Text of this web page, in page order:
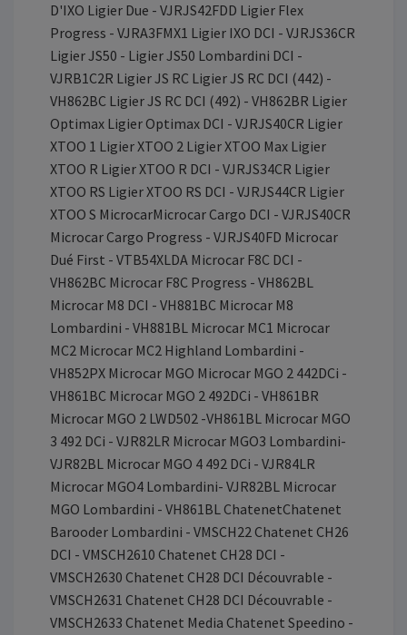
D'IXO Ligier Due - VJRJS42FDD Ligier Flex
Progress - VJRA3FMX1 Ligier IXO DCI - VJRJS36CR
Ligier JS50 - Ligier JS50 Lombardini DCI -
VJRB1C2R Ligier JS RC Ligier JS RC DCI (442) -
VH862BC Ligier JS RC DCI (492) - VH862BR Ligier
Optimax Ligier Optimax DCI - VJRJS40CR Ligier
XTOO 1 Ligier XTOO 2 Ligier XTOO Max Ligier
XTOO R Ligier XTOO R DCI - VJRJS34CR Ligier
XTOO RS Ligier XTOO RS DCI - VJRJS44CR Ligier
XTOO S MicrocarMicrocar Cargo DCI - VJRJS40CR
Microcar Cargo Progress - VJRJS40FD Microcar
Dué First - VTB54XLDA Microcar F8C DCI -
VH862BC Microcar F8C Progress - VH862BL
Microcar M8 DCI - VH881BC Microcar M8
Lombardini - VH881BL Microcar MC1 Microcar
MC2 Microcar MC2 Highland Lombardini -
VH852PX Microcar MGO Microcar MGO 2 442DCi -
VH861BC Microcar MGO 2 492DCi - VH861BR
Microcar MGO 2 LWD502 -VH861BL Microcar MGO
3 492 DCi - VJR82LR Microcar MGO3 Lombardini-
VJR82BL Microcar MGO 4 492 DCi - VJR84LR
Microcar MGO4 Lombardini- VJR82BL Microcar
MGO Lombardini - VH861BL ChatenetChatenet
Barooder Lombardini - VMSCH22 Chatenet CH26
DCI - VMSCH2610 Chatenet CH28 DCI -
VMSCH2630 Chatenet CH28 DCI Découvrable -
VMSCH2631 Chatenet CH28 DCI Découvrable -
VMSCH2633 Chatenet Media Chatenet Speedino -